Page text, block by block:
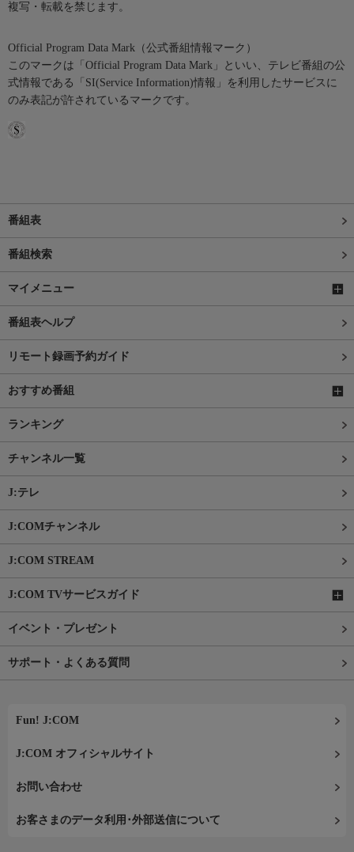
複写・転載を禁じます。
Official Program Data Mark（公式番組情報マーク）
このマークは「Official Program Data Mark」といい、テレビ番組の公
式情報である「SI(Service Information)情報」を利用したサービスに
のみ表記が許されているマークです。
番組表
番組検索
マイメニュー
番組表ヘルプ
リモート録画予約ガイド
おすすめ番組
ランキング
チャンネル一覧
J:テレ
J:COMチャンネル
J:COM STREAM
J:COM TVサービスガイド
イベント・プレゼント
サポート・よくある質問
Fun! J:COM
J:COM オフィシャルサイト
お問い合わせ
お客さまのデータ利用･外部送信について